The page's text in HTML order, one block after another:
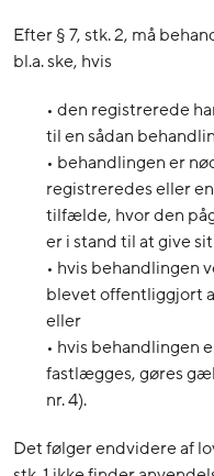
Efter § 7, stk. 2, må
bl.a. ske, hvis
• den registrerede
til en sådan
• behandlingen er
registreredes eller
tilfælde, hvor den
er i stand til at give sit
• hvis behandlingen
blevet offentliggjort
eller
• hvis behandlingen
fastlægges, gøres
nr. 4).
Det følger endvidere af